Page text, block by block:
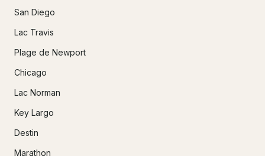
San Diego
Lac Travis
Plage de Newport
Chicago
Lac Norman
Key Largo
Destin
Marathon